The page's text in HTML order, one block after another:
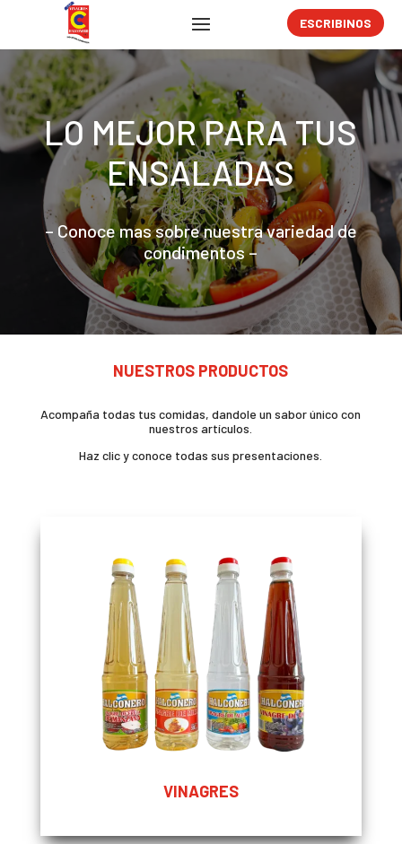
ESCRIBINOS
LO MEJOR PARA TUS
ENSALADAS
– Conoce mas sobre nuestra variedad de
condimentos –
NUESTROS PRODUCTOS
Acompaña todas tus comidas, dandole un sabor único con
nuestros artículos.
Haz clic y conoce todas sus presentaciones.
VINAGRES